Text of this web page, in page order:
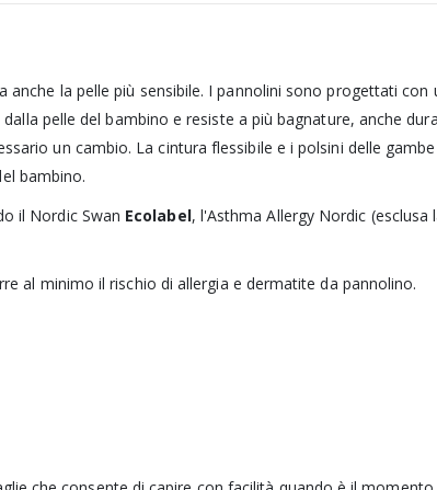
la pelle più sensibile. I pannolini sono progettati con
pelle del bambino e resiste a più bagnature, anche
un cambio. La cintura flessibile e i polsini delle gambe
bambino.
il Nordic Swan Ecolabel, l'Asthma Allergy Nordic (esclusa
al minimo il rischio di allergia e dermatite da pannolino.